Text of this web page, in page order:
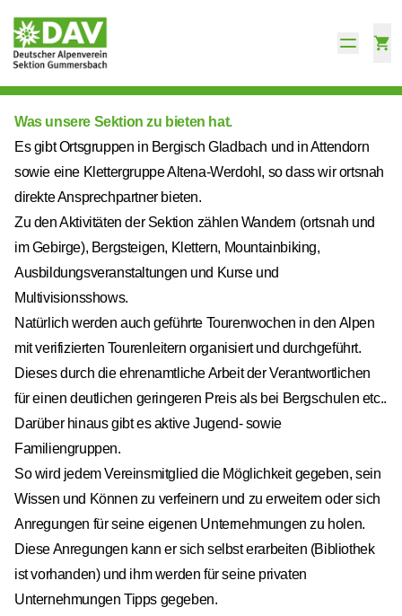
Was unsere Sektion zu bieten hat.
Es gibt Ortsgruppen in Bergisch Gladbach und in Attendorn
sowie eine Klettergruppe Altena-Werdohl, so dass wir ortsnah
direkte Ansprechpartner bieten.
Zu den Aktivitäten der Sektion zählen Wandern (ortsnah und
im Gebirge), Bergsteigen, Klettern, Mountainbiking,
Ausbildungsveranstaltungen und Kurse und
Multivisionsshows.
Natürlich werden auch geführte Tourenwochen in den Alpen
mit verifizierten Tourenleitern organisiert und durchgeführt.
Dieses durch die ehrenamtliche Arbeit der Verantwortlichen
für einen deutlichen geringeren Preis als bei Bergschulen etc..
Darüber hinaus gibt es aktive Jugend- sowie
Familiengruppen.
So wird jedem Vereinsmitglied die Möglichkeit gegeben, sein
Wissen und Können zu verfeinern und zu erweitern oder sich
Anregungen für seine eigenen Unternehmungen zu holen.
Diese Anregungen kann er sich selbst erarbeiten (Bibliothek
ist vorhanden) und ihm werden für seine privaten
Unternehmungen Tipps gegeben.